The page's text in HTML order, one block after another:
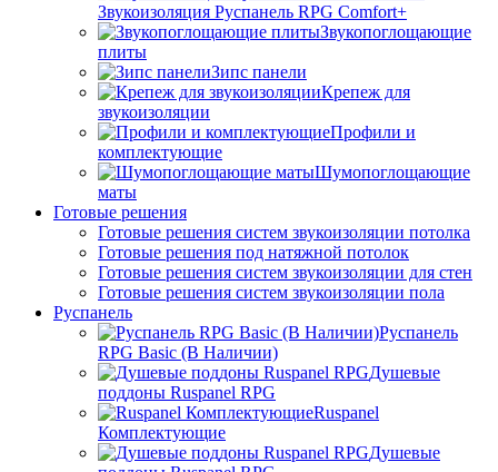
Звукоизоляция Руспанель RPG Comfort+
Звукопоглощающие
плиты
Зипс панели
Крепеж для
звукоизоляции
Профили и
комплектующие
Шумопоглощающие
маты
Готовые решения
Готовые решения систем звукоизоляции потолка
Готовые решения под натяжной потолок
Готовые решения систем звукоизоляции для стен
Готовые решения систем звукоизоляции пола
Руспанель
Руспанель
RPG Basic (В Наличии)
Душевые
поддоны Ruspanel RPG
Ruspanel
Комплектующие
Душевые